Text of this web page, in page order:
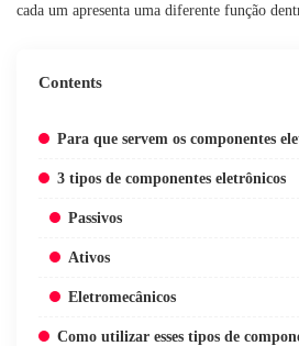
cada um apresenta uma diferente função
Contents
Para que servem os componentes
3 tipos de componentes eletrônicos
Passivos
Ativos
Eletromecânicos
Como utilizar esses tipos de